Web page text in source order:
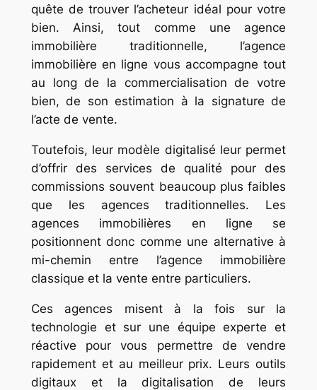
quête de trouver l’acheteur idéal pour votre
bien. Ainsi, tout comme une agence
immobilière traditionnelle, l’agence
immobilière en ligne vous accompagne tout
au long de la commercialisation de votre
bien, de son estimation à la signature de
l’acte de vente.
Toutefois, leur modèle digitalisé leur permet
d’offrir des services de qualité pour des
commissions souvent beaucoup plus faibles
que les agences traditionnelles. Les
agences immobilières en ligne se
positionnent donc comme une alternative à
mi-chemin entre l’agence immobilière
classique et la vente entre particuliers.
Ces agences misent à la fois sur la
technologie et sur une équipe experte et
réactive pour vous permettre de vendre
rapidement et au meilleur prix. Leurs outils
digitaux et la digitalisation de leurs